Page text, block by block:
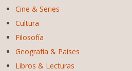
Cine & Series
Cultura
Filosofía
Geografía & Países
Libros & Lecturas